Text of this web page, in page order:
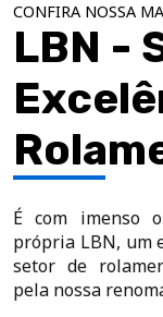
CONFIRA NOSSA
LBN -
É com imenso
própria LBN, um
setor de
pela nossa